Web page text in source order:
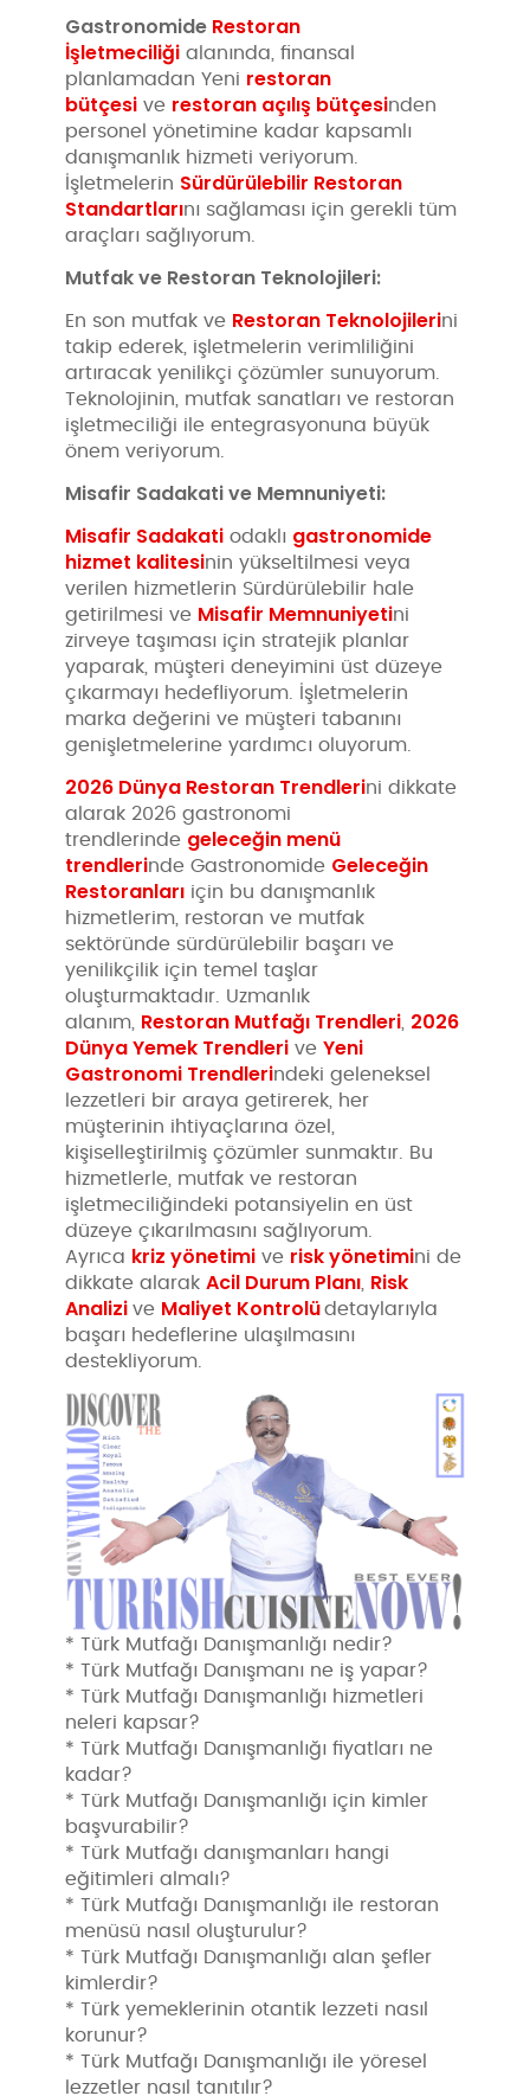
Gastronomide Restoran
İşletmeciliği alanında, finansal
planlamadan Yeni restoran
bütçesi ve restoran açılış bütçesinden
personel yönetimine kadar kapsamlı
danışmanlık hizmeti veriyorum.
İşletmelerin Sürdürülebilir Restoran
Standartlarını sağlaması için gerekli tüm
araçları sağlıyorum.
Mutfak ve Restoran Teknolojileri:
En son mutfak ve Restoran Teknolojilerini
takip ederek, işletmelerin verimliliğini
artıracak yenilikçi çözümler sunuyorum.
Teknolojinin, mutfak sanatları ve restoran
işletmeciliği ile entegrasyonuna büyük
önem veriyorum.
Misafir Sadakati ve Memnuniyeti:
Misafir Sadakati odaklı gastronomide
hizmet kalitesinin yükseltilmesi veya
verilen hizmetlerin Sürdürülebilir hale
getirilmesi ve Misafir Memnuniyetini
zirveye taşıması için stratejik planlar
yaparak, müşteri deneyimini üst düzeye
çıkarmayı hedefliyorum. İşletmelerin
marka değerini ve müşteri tabanını
genişletmelerine yardımcı oluyorum.
2026 Dünya Restoran Trendlerini dikkate
alarak 2026 gastronomi
trendlerinde geleceğin menü
trendlerinde Gastronomide Geleceğin
Restoranları için bu danışmanlık
hizmetlerim, restoran ve mutfak
sektöründe sürdürülebilir başarı ve
yenilikçilik için temel taşlar
oluşturmaktadır. Uzmanlık
alanım, Restoran Mutfağı Trendleri, 2026
Dünya Yemek Trendleri veYeni
Gastronomi Trendlerindeki geleneksel
lezzetleri bir araya getirerek, her
müşterinin ihtiyaçlarına özel,
kişiselleştirilmiş çözümler sunmaktır. Bu
hizmetlerle, mutfak ve restoran
işletmeciliğindeki potansiyelin en üst
düzeye çıkarılmasını sağlıyorum.
Ayrıca kriz yönetimi ve risk yönetimini de
dikkate alarakAcil Durum Planı, Risk
Analizive Maliyet Kontrolü detaylarıyla
başarı hedeflerine ulaşılmasını
destekliyorum.
* Türk Mutfağı Danışmanlığı nedir?
* Türk Mutfağı Danışmanı ne iş yapar?
* Türk Mutfağı Danışmanlığı hizmetleri
neleri kapsar?
* Türk Mutfağı Danışmanlığı fiyatları ne
kadar?
* Türk Mutfağı Danışmanlığı için kimler
başvurabilir?
* Türk Mutfağı danışmanları hangi
eğitimleri almalı?
* Türk Mutfağı Danışmanlığı ile restoran
menüsü nasıl oluşturulur?
* Türk Mutfağı Danışmanlığı alan şefler
kimlerdir?
* Türk yemeklerinin otantik lezzeti nasıl
korunur?
* Türk Mutfağı Danışmanlığı ile yöresel
lezzetler nasıl tanıtılır?